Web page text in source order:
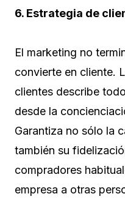
6. Estrategia de
El marketing no
convierte en cliente.
clientes describe
desde la
Garantiza no sólo la
también su
compradores
empresa a otras